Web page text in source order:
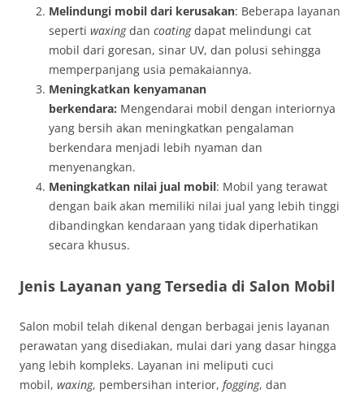
Melindungi mobil dari kerusakan: Beberapa layanan
seperti waxingdan coatingdapat melindungi cat
mobil dari goresan, sinar UV, dan polusi sehingga
memperpanjang usia pemakaiannya.
Meningkatkan kenyamanan
berkendara: Mengendarai mobil dengan interiornya
yang bersih akan meningkatkan pengalaman
berkendara menjadi lebih nyaman dan
menyenangkan.
Meningkatkan nilai jual mobil: Mobil yang terawat
dengan baik akan memiliki nilai jual yang lebih tinggi
dibandingkan kendaraan yang tidak diperhatikan
secara khusus.
Jenis Layanan yang Tersedia di Salon Mobil
Salon mobil telah dikenal dengan berbagai jenis layanan
perawatan yang disediakan, mulai dari yang dasar hingga
yang lebih kompleks. Layanan ini meliputi cuci
mobil, waxing, pembersihan interior, fogging, dan